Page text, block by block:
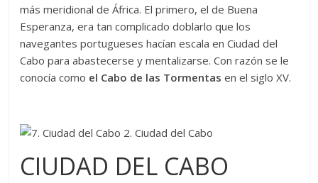
más meridional de África. El primero, el de Buena
Esperanza, era tan complicado doblarlo que los
navegantes portugueses hacían escala en Ciudad del
Cabo para abastecerse y mentalizarse. Con razón se le
conocía como el Cabo de las Tormentas en el siglo XV.
CIUDAD DEL CABO